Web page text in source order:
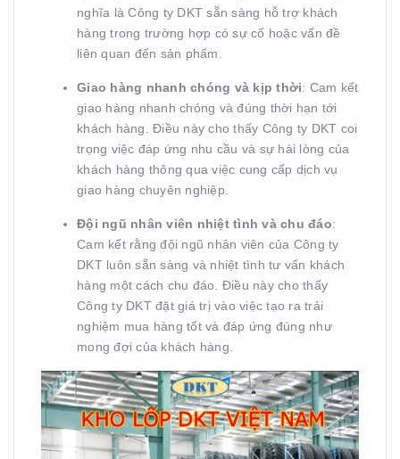
nghĩa là Công ty DKT sẵn sàng hỗ trợ khách
hàng trong trường hợp có sự cố hoặc vấn đề
liên quan đến sản phẩm.
Giao hàng nhanh chóng và kịp thời: Cam kết
giao hàng nhanh chóng và đúng thời hạn tới
khách hàng. Điều này cho thấy Công ty DKT coi
trọng việc đáp ứng nhu cầu và sự hài lòng của
khách hàng thông qua việc cung cấp dịch vụ
giao hàng chuyên nghiệp.
Đội ngũ nhân viên nhiệt tình và chu đáo:
Cam kết rằng đội ngũ nhân viên của Công ty
DKT luôn sẵn sàng và nhiệt tình tư vấn khách
hàng một cách chu đáo. Điều này cho thấy
Công ty DKT đặt giá trị vào việc tạo ra trải
nghiệm mua hàng tốt và đáp ứng đúng như
mong đợi của khách hàng.